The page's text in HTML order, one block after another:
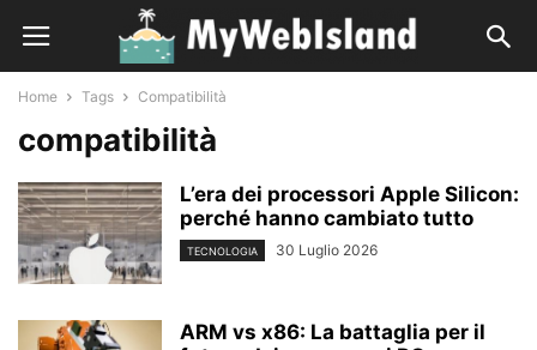
Home Tags Compatibilità
compatibilità
L’era dei processori Apple Silicon:
perché hanno cambiato tutto
TECNOLOGIA 30 Luglio 2026
ARM vs x86: La battaglia per il